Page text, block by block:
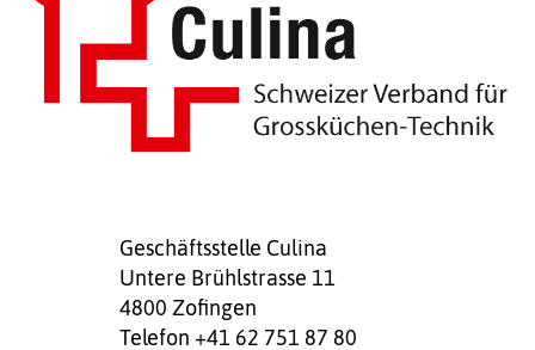
Geschäftsstelle Culina
Untere Brühlstrasse 11
4800 Zofingen
Telefon +41 62 751 87 80